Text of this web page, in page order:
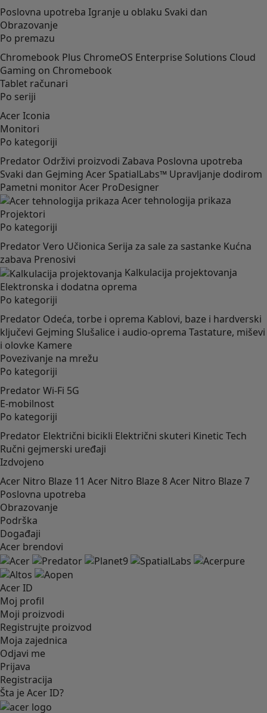
Poslovna upotreba Igranje u oblaku Svaki dan
Obrazovanje
Po premazu
Chromebook Plus ChromeOS Enterprise Solutions Cloud
Gaming on Chromebook
Tablet računari
Po seriji
Acer Iconia
Monitori
Po kategoriji
Predator Održivi proizvodi Zabava Poslovna upotreba
Svaki dan Gejming Acer SpatialLabs™ Upravljanje dodirom
Pametni monitorAcer ProDesigner
Acer tehnologija prikaza
Projektori
Po kategoriji
PredatorVero Učionica Serija za sale za sastanke Kućna
zabava Prenosivi
Kalkulacija projektovanja
Elektronska i dodatna oprema
Po kategoriji
Predator Odeća, torbe i oprema Kablovi, baze i hardverski
ključevi Gejming Slušalice i audio-oprema Tastature, miševi
i olovke Kamere
Povezivanje na mrežu
Po kategoriji
PredatorWi-Fi 5G
E-mobilnost
Po kategoriji
Predator Električni bicikli Električni skuteri Kinetic Tech
Ručni gejmerski uređaji
Izdvojeno
Acer Nitro Blaze 11 Acer Nitro Blaze 8Acer Nitro Blaze 7
Poslovna upotreba
Obrazovanje
Podrška
Događaji
Acer brendovi
Acer ID
Moj profil
Moji proizvodi
Registrujte proizvod
Moja zajednica
Odjavi me
Prijava
Registracija
Šta je Acer ID?